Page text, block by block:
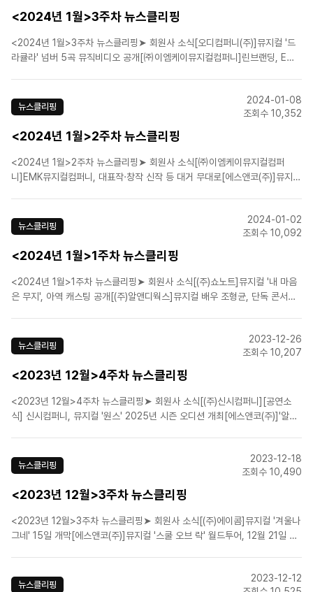
<2024년 1월>3주차 뉴스클리핑
<2024년 1월>3주차 뉴스클리핑➤ 회원사 소식[오디컴퍼니(주)]뮤지컬 '드
라큘라' 넘버 5곡 뮤직비디오 공개[㈜이엠케이뮤지컬컴퍼니]린브랜딩, EMK
퍼니]10주년 맞은 뮤지컬 '마리 앙투아네트' 내달..
뉴스클리핑
2024-01-08
조회수 10,352
<2024년 1월>2주차 뉴스클리핑
<2024년 1월>2주차 뉴스클리핑➤ 회원사 소식[㈜이엠케이뮤지컬컴퍼
니]EMK뮤지컬컴퍼니, 대표작·창작 신작 등 대거 무대로[에스앤코(주)]뮤지컬
플레이]뮤지컬 ‘디아길레프’, 3월 개막..
뉴스클리핑
2024-01-02
조회수 10,092
<2024년 1월>1주차 뉴스클리핑
<2024년 1월>1주차 뉴스클리핑➤ 회원사 소식[(주)쇼노트]뮤지컬 '내 마음
은 무지', 아역 캐스팅 공개[(주)알앤디웍스]뮤지컬 배우 조형균, 단독 콘서트
작인터파크 올해 공연·티켓 거래액, 첫 ..
뉴스클리핑
2023-12-26
조회수 10,207
<2023년 12월>4주차 뉴스클리핑
<2023년 12월>4주차 뉴스클리핑➤ 회원사 소식[(주)신시컴퍼니][공연소
식] 신시컴퍼니, 뮤지컬 '원스' 2025년 시즌 오디션 개최[에스앤코(주)]'알라
뮤지컬 라인업 공개…무엇을..
뉴스클리핑
2023-12-18
조회수 10,490
<2023년 12월>3주차 뉴스클리핑
<2023년 12월>3주차 뉴스클리핑➤ 회원사 소식[(주)에이콤]뮤지컬 '겨울나
그네' 15일 개막[에스앤코(주)]뮤지컬 '스쿨 오브 락' 월드투어, 12월 21일 티
해외로'[2023 공연계] ..
뉴스클리핑
2023-12-12